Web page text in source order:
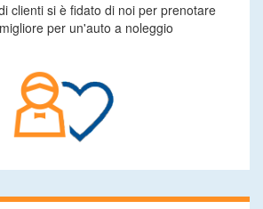
clienti si è fidato di noi per prenotare
per un'auto a noleggio